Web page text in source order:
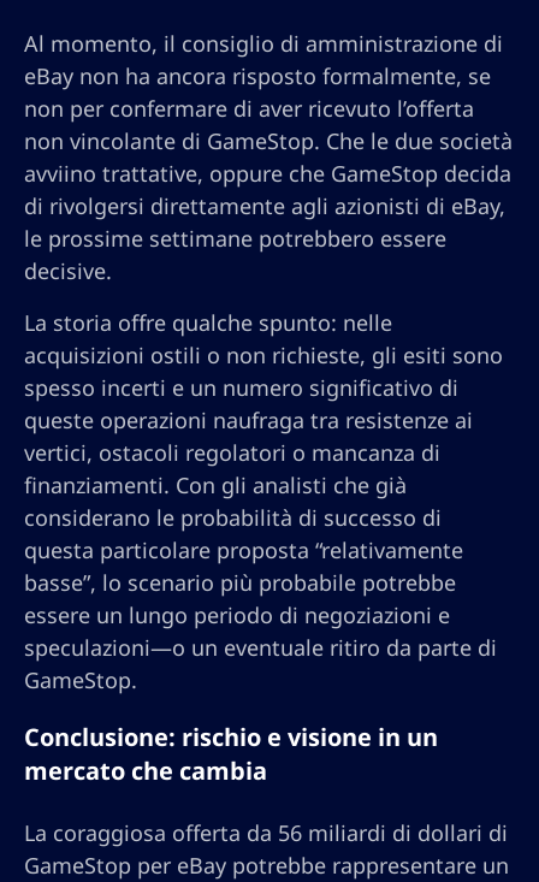
Al momento, il consiglio di amministrazione di
eBay non ha ancora risposto formalmente, se
non per confermare di aver ricevuto l’offerta
non vincolante di GameStop. Che le due società
avviino trattative, oppure che GameStop decida
di rivolgersi direttamente agli azionisti di eBay,
le prossime settimane potrebbero essere
decisive.
La storia offre qualche spunto: nelle
acquisizioni ostili o non richieste, gli esiti sono
spesso incerti e un numero significativo di
queste operazioni naufraga tra resistenze ai
vertici, ostacoli regolatori o mancanza di
finanziamenti. Con gli analisti che già
considerano le probabilità di successo di
questa particolare proposta “relativamente
basse”, lo scenario più probabile potrebbe
essere un lungo periodo di negoziazioni e
speculazioni—o un eventuale ritiro da parte di
GameStop.
Conclusione: rischio e visione in un
mercato che cambia
La coraggiosa offerta da 56 miliardi di dollari di
GameStop per eBay potrebbe rappresentare un